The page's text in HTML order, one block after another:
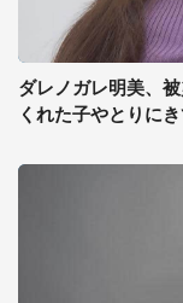
ダレノガレ明美、
くれた子やとりに